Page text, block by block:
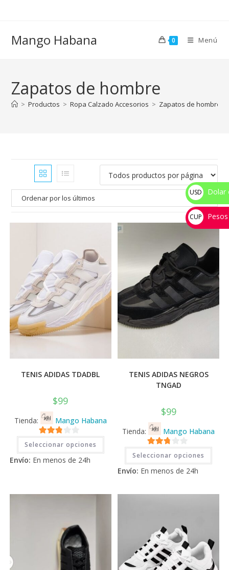
Mango Habana 0 Menú
Zapatos de hombre
> Productos > Ropa Calzado Accesorios > Zapatos de hombre
TENIS ADIDAS TDADBL
$99
Tienda: Mango Habana
2.71
de 5
Seleccionar opciones
Este
producto
tiene
múltiples
variantes.
pueden
Envío: En menos de 24h
TENIS ADIDAS NEGROS
TNGAD
$99
Tienda: Mango Habana
2.71
de 5
Seleccionar opciones
Este
tiene
de
Envío: En menos de 24h
USD
$
Dolar
CUP
💰
Pesos